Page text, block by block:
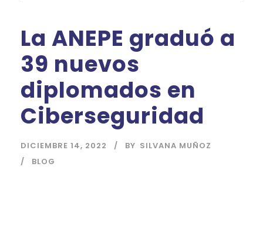
La ANEPE graduó a
39 nuevos
diplomados en
Ciberseguridad
DICIEMBRE 14, 2022 BY SILVANA MUÑOZ
BLOG